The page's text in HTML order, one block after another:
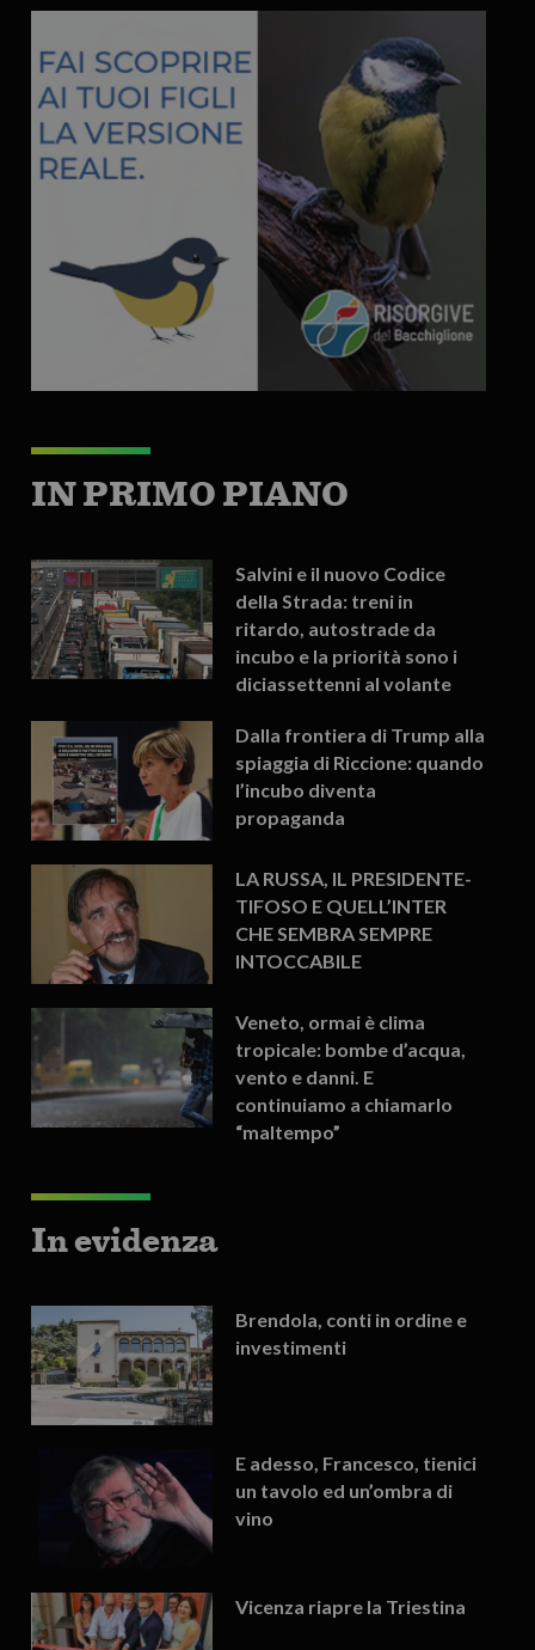
IN PRIMO PIANO
Salvini e il nuovo Codice
della Strada: treni in
ritardo, autostrade da
incubo e la priorità sono i
diciassettenni al volante
Dalla frontiera di Trump alla
spiaggia di Riccione: quando
l’incubo diventa
propaganda
LA RUSSA, IL PRESIDENTE-
TIFOSO E QUELL’INTER
CHE SEMBRA SEMPRE
INTOCCABILE
Veneto, ormai è clima
tropicale: bombe d’acqua,
vento e danni. E
continuiamo a chiamarlo
“maltempo”
In evidenza
Brendola, conti in ordine e
investimenti
E adesso, Francesco, tienici
un tavolo ed un’ombra di
vino
Vicenza riapre la Triestina